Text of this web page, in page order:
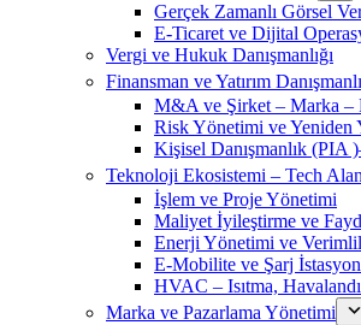
Gerçek Zamanlı Görsel
E-Ticaret ve Dijital
Vergi ve Hukuk Danışmanlığı
Finansman ve Yatırım
M&A ve Şirket – Marka –
Risk Yönetimi ve Yeniden
Kişisel Danışmanlık (PIA
Teknoloji Ekosistemi – Tech
İşlem ve Proje Yönetimi
Maliyet İyileştirme ve
Enerji Yönetimi ve
E-Mobilite ve Şarj
HVAC – Isıtma,
Marka ve Pazarlama Yönetimi